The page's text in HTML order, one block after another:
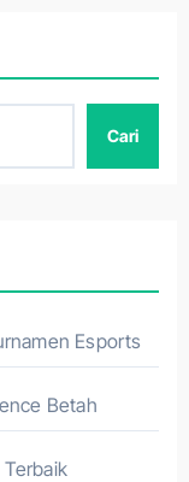
Cari
Esports
Betah